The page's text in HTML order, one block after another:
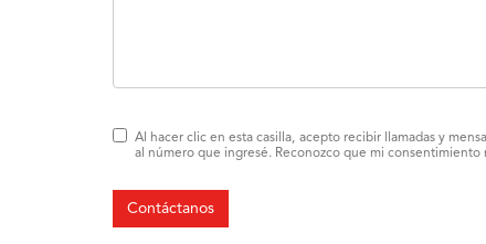
Al hacer clic en esta casilla, acepto recibir llamadas y
al número que ingresé. Reconozco que mi consentimiento
Contáctanos